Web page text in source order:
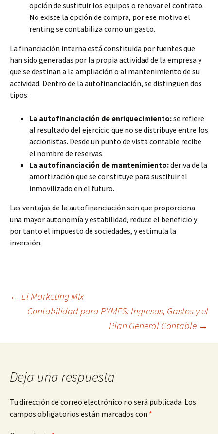
opción de sustituir los equipos o renovar el contrato.
No existe la opción de compra, por ese motivo el
renting se contabiliza como un gasto.
La financiación interna está constituida por fuentes que
han sido generadas por la propia actividad de la empresa y
que se destinan a la ampliación o al mantenimiento de su
actividad. Dentro de la autofinanciación, se distinguen dos
tipos:
La autofinanciación de enriquecimiento:se refiere
al resultado del ejercicio que no se distribuye entre los
accionistas. Desde un punto de vista contable recibe
el nombre de reservas.
La autofinanciación de mantenimiento:deriva de la
amortización que se constituye para sustituir el
inmovilizado en el futuro.
Las ventajas de la autofinanciación son que proporciona
una mayor autonomía y estabilidad, reduce el beneficio y
por tanto el impuesto de sociedades, y estimula la
inversión.
Navegación
← El Marketing Mix
Contabilidad para PYMES: Ingresos, Gastos y el
Plan General Contable →
Deja una respuesta
Tu dirección de correo electrónico no será publicada. Los
campos obligatorios están marcados con *